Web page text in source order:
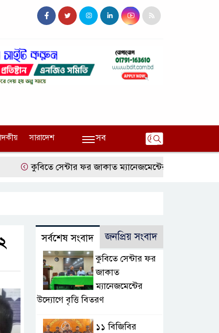
সারাদেশ সব
কুবিতে সেন্টার ফর জাকাত ম্যানেজমেন্টের উদ্যোগে বৃত্তি বিতরণ
সর্বশেষ সংবাদ জনপ্রিয় সংবাদ
কুবিতে সেন্টার ফর
জাকাত
ম্যানেজমেন্টের
উদ্যোগে বৃত্তি বিতরণ
১১ বিজিবির